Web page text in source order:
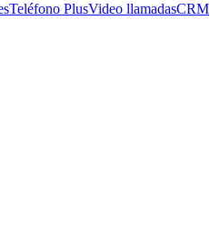
Teléfono PlusVideo llamadasCRM